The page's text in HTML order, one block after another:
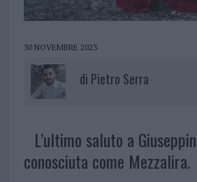
30 NOVEMBRE 2023
di Pietro Serra
L’ultimo saluto a
conosciuta come Mezzalira.